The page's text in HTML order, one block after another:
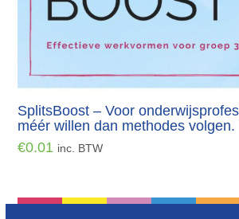
SplitsBoost – Voor
méér willen dan methodes volgen.
€0.01 inc. BTW